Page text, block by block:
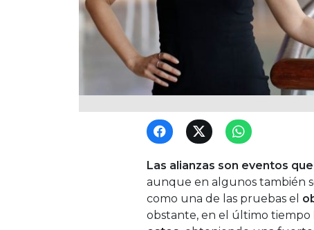
Las alianzas son eventos
aunque en algunos también
como una de las pruebas el
obstante, en el último tiempo